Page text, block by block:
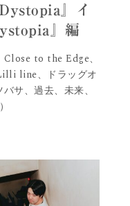
』イ
』編
to the Edge、
line、ドラッグオ
サ、過去、未来、